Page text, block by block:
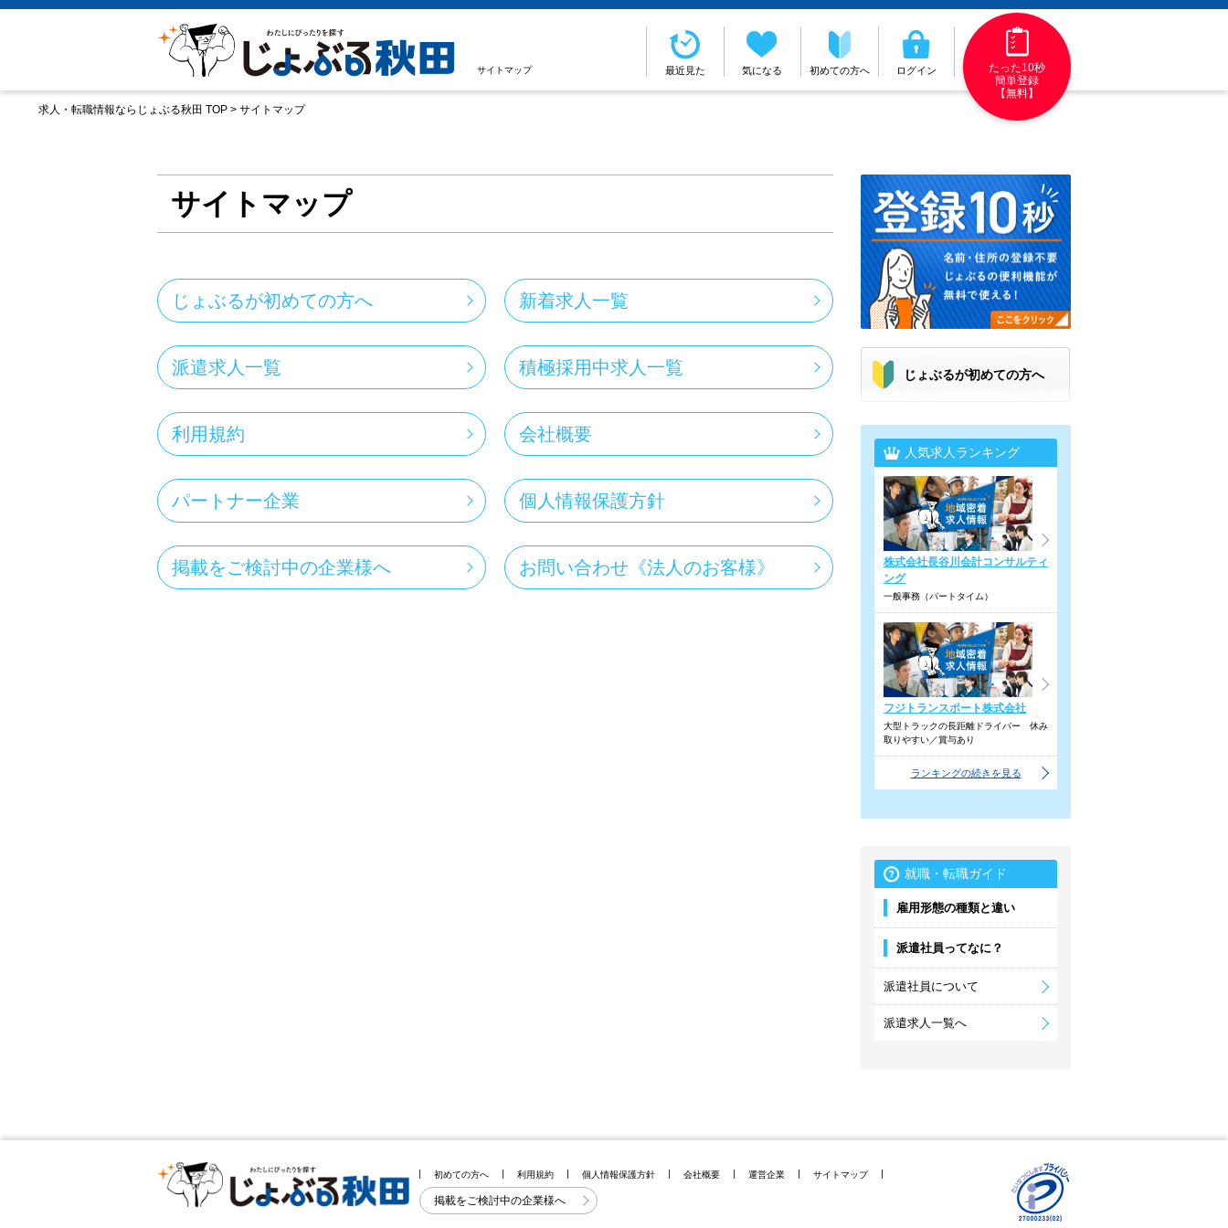
サイトマップ 最近見た 気になる 初めての方へ ログイン
たった10秒
簡単登録
【無料】
求人・転職情報ならじょぶる秋田 TOP > サイトマップ
サイトマップ
じょぶるが初めての方へ 新着求人一覧
派遣求人一覧 積極採用中求人一覧
利用規約 会社概要
パートナー企業 個人情報保護方針
掲載をご検討中の企業様へ お問い合わせ《法人のお客様》
じょぶるが初めての方へ
人気求人ランキング
株式会社長谷川会計コンサルティ
ング
一般事務（パートタイム）
フジトランスポート株式会社
大型トラックの長距離ドライバー 休み
取りやすい／賞与あり
ランキングの続きを見る
就職・転職ガイド
雇用形態の種類と違い
派遣社員ってなに？
派遣社員について
派遣求人一覧へ
初めての方へ 利用規約 個人情報保護方針 会社概要 運営企業 サイトマップ
掲載をご検討中の企業様へ